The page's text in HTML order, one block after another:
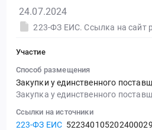
24.07.2024
Участие
Способ размещения
Закупки у единственного
Закупка у единственного
Ссылки на источники
223-ФЗ ЕИС